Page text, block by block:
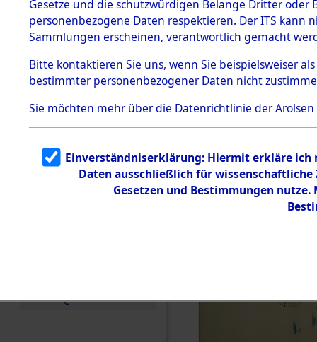
5. Verschiedenes
5.3
Todesmärsche
5.3.1 Alliierte
Erhebungen
zu
Todesmärsch
en
5.3.2
g
5.3.3
Todesmärsch
e
Gesetze und die schutzwürdigen Belange Dritter
personenbezogene Daten respektieren. Der ITS
Sammlungen erscheinen, verantwortlich gemacht
Bitte kontaktieren Sie uns, wenn Sie beispielsweiser
bestimmter personenbezogener Daten nicht
Sie möchten mehr über die Datenrichtlinie der Arolsen
Einverständniserklärung: Hiermit erkläre ich
Daten ausschließlich für
Gesetzen und Bestimmungen